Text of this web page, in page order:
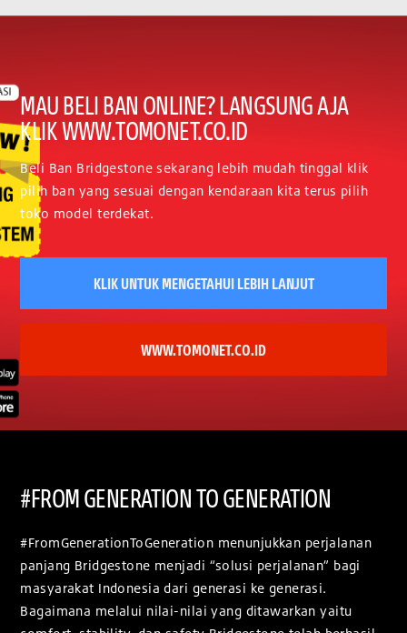
MAU BELI BAN ONLINE? LANGSUNG AJA
KLIK WWW.TOMONET.CO.ID
Beli Ban Bridgestone sekarang lebih mudah tinggal klik
pilih ban yang sesuai dengan kendaraan kita terus pilih
toko model terdekat.
KLIK UNTUK MENGETAHUI LEBIH LANJUT
WWW.TOMONET.CO.ID
#FROM GENERATION TO GENERATION
#FromGenerationToGeneration menunjukkan perjalanan
panjang Bridgestone menjadi “solusi perjalanan” bagi
masyarakat Indonesia dari generasi ke generasi.
Bagaimana melalui nilai-nilai yang ditawarkan yaitu